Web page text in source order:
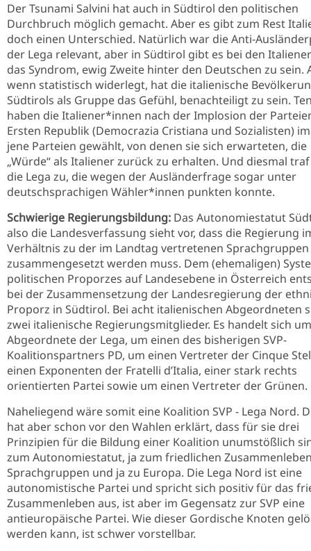
Der Tsunami Salvini hat auch in Südtirol den politischen
Durchbruch möglich gemacht. Aber es gibt zum Rest
doch einen Unterschied. Natürlich war die Anti-
der Lega relevant, aber in Südtirol gibt es bei den
das Syndrom, ewig Zweite hinter den Deutschen zu sein.
wenn statistisch widerlegt, hat die italienische
Südtirols als Gruppe das Gefühl, benachteiligt zu sein.
haben die Italiener*innen nach der Implosion der
Ersten Republik (Democrazia Cristiana und Sozialisten)
jene Parteien gewählt, von denen sie sich erwarteten, die
„Würde“ als Italiener zurück zu erhalten. Und diesmal
die Lega zu, die wegen der Ausländerfrage sogar unter
deutschsprachigen Wähler*innen punkten konnte.
Schwierige Regierungsbildung: Das Autonomiestatut
also die Landesverfassung sieht vor, dass die Regierung
Verhältnis zu der im Landtag vertretenen Sprachgruppen
zusammengesetzt werden muss. Dem (ehemaligen)
politischen Proporzes auf Landesebene in Österreich
bei der Zusammensetzung der Landesregierung der
Proporz in Südtirol. Bei acht italienischen Abgeordneten
zwei italienische Regierungsmitglieder. Es handelt sich
Abgeordnete der Lega, um einen des bisherigen SVP-
Koalitionspartners PD, um einen Vertreter der Cinque
einen Exponenten der Fratelli d’Italia, einer stark rechts
orientierten Partei sowie um einen Vertreter der Grünen.
Naheliegend wäre somit eine Koalition SVP - Lega Nord.
hat aber schon vor den Wahlen erklärt, dass für sie drei
Prinzipien für die Bildung einer Koalition unumstößlich
zum Autonomiestatut, ja zum friedlichen
Sprachgruppen und ja zu Europa. Die Lega Nord ist eine
autonomistische Partei und spricht sich positiv für das
Zusammenleben aus, ist aber im Gegensatz zur SVP eine
antieuropäische Partei. Wie dieser Gordische Knoten
werden kann, ist schwer vorstellbar.